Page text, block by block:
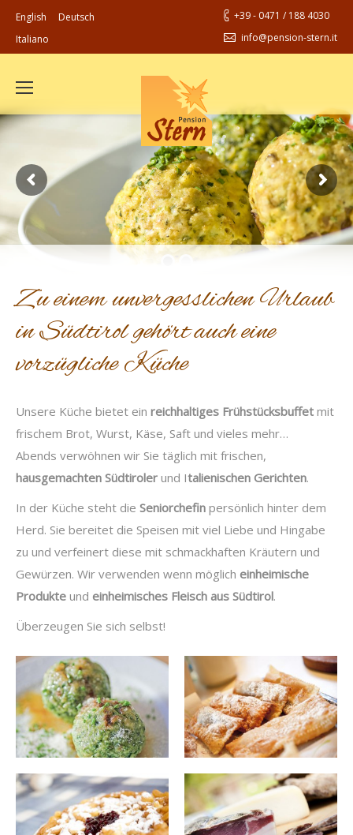
English
Deutsch
Italiano
+39 - 0471 / 188 4030
info@pension-stern.it
Zu einem unvergesslichen Urlaub
in Südtirol gehört auch eine
vorzügliche Küche
Unsere Küche bietet ein reichhaltiges Frühstücksbuffet mit
frischem Brot, Wurst, Käse, Saft und vieles mehr…
Abends verwöhnen wir Sie täglich mit frischen,
hausgemachten Südtiroler und Italienischen Gerichten.
In der Küche steht die Seniorchefin persönlich hinter dem
Herd. Sie bereitet die Speisen mit viel Liebe und Hingabe
zu und verfeinert diese mit schmackhaften Kräutern und
Gewürzen. Wir verwenden wenn möglich einheimische
Produkte und einheimisches Fleisch aus Südtirol.
Überzeugen Sie sich selbst!